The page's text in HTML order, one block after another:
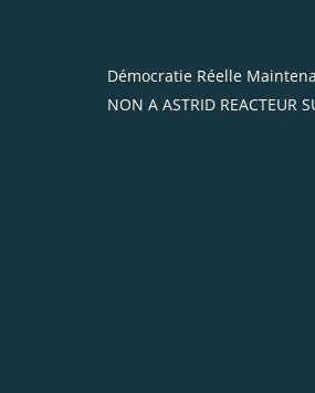
Démocratie Réelle
NON A ASTRID REACTEUR